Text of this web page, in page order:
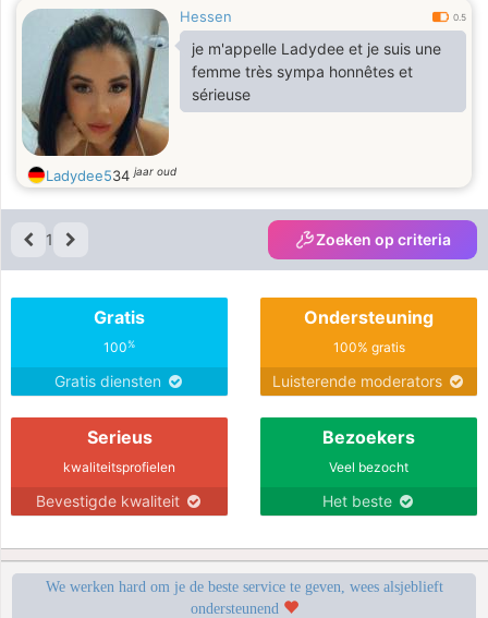
expression. I'm passionate about
dancing, especially salsa, it just
releases your soul.
Hessen 0.5
je m'appelle Ladydee et je suis une
femme très sympa honnêtes et
sérieuse
Ladydee534jaar oud
1 Zoeken op criteria
Gratis
100%
Gratis diensten
Ondersteuning
100% gratis
Luisterende moderators
Serieus
kwaliteitsprofielen
Bevestigde kwaliteit
Bezoekers
Veel bezocht
Het beste
We werken hard om je de beste service te geven, wees alsjeblieft
ondersteunend